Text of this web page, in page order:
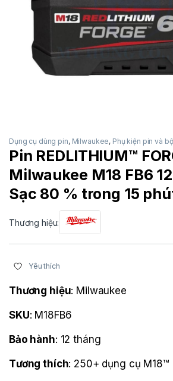
Dụng cụ dùng pin, Milwaukee, Phụ kiện pin và
Pin REDLITHIUM™
Milwaukee M18 FB6
Sạc 80 % trong 15
Thương hiệu:
Yêu thích
Thương hiệu: Milwaukee
SKU: M18FB6
Bảo hành: 12 tháng
Tương thích: 250+ dụng cụ M18™